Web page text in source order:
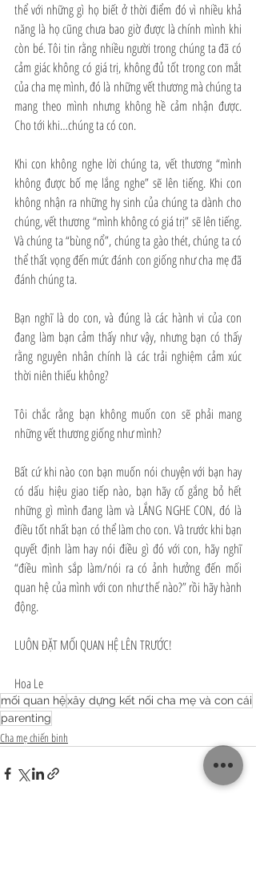
thể với những gì họ biết ở thời điểm đó vì nhiều khả
năng là họ cũng chưa bao giờ được là chính mình khi
còn bé. Tôi tin rằng nhiều người trong chúng ta đã có
cảm giác không có giá trị, không đủ tốt trong con mắt
của cha mẹ mình, đó là những vết thương mà chúng ta
mang theo mình nhưng không hề cảm nhận được.
Cho tới khi…chúng ta có con.
Khi con không nghe lời chúng ta, vết thương “mình
không được bố mẹ lắng nghe” sẽ lên tiếng. Khi con
không nhận ra những hy sinh của chúng ta dành cho
chúng, vết thương “mình không có giá trị” sẽ lên tiếng.
Và chúng ta “bùng nổ”, chúng ta gào thét, chúng ta có
thể thất vọng đến mức đánh con giống như cha mẹ đã
đánh chúng ta.
Bạn nghĩ là do con, và đúng là các hành vi của con
đang làm bạn cảm thấy như vậy, nhưng bạn có thấy
rằng nguyên nhân chính là các trải nghiệm cảm xúc
thời niên thiếu không?
Tôi chắc rằng bạn không muốn con sẽ phải mang
những vết thương giống như mình?
Bất cứ khi nào con bạn muốn nói chuyện với bạn hay
có dấu hiệu giao tiếp nào, bạn hãy cố gắng bỏ hết
những gì mình đang làm và LẮNG NGHE CON, đó là
điều tốt nhất bạn có thể làm cho con. Và trước khi bạn
quyết định làm hay nói điều gì đó với con, hãy nghĩ
“điều mình sắp làm/nói ra có ảnh hưởng đến mối
quan hệ của mình với con như thế nào?” rồi hãy hành
động.
LUÔN ĐẶT MỐI QUAN HỆ LÊN TRƯỚC!
Hoa Le
mối quan hệxây dựng kết nối cha mẹ và con cái
parenting
Cha mẹ chiến binh